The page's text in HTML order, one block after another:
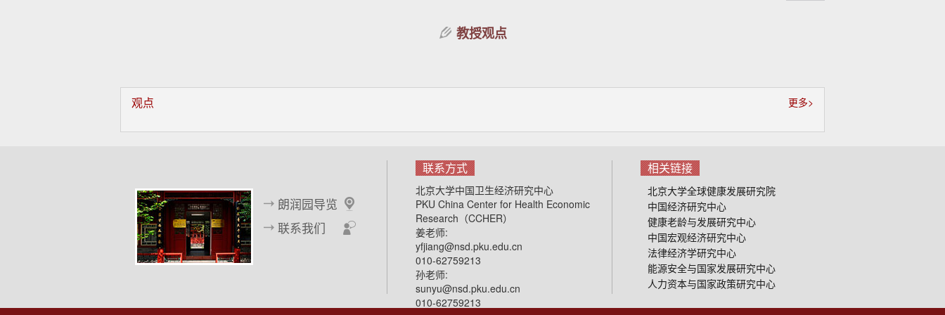
起
教授观点
观点 更多>
朗润园导览
联系我们
联系方式
北京大学中国卫生经济研究中心
PKU China Center for Health Economic
Research（CCHER）
姜老师:
yfjiang@nsd.pku.edu.cn
010-62759213
孙老师:
sunyu@nsd.pku.edu.cn
010-62759213
相关链接
北京大学全球健康发展研究院
中国经济研究中心
健康老龄与发展研究中心
中国宏观经济研究中心
法律经济学研究中心
能源安全与国家发展研究中心
人力资本与国家政策研究中心